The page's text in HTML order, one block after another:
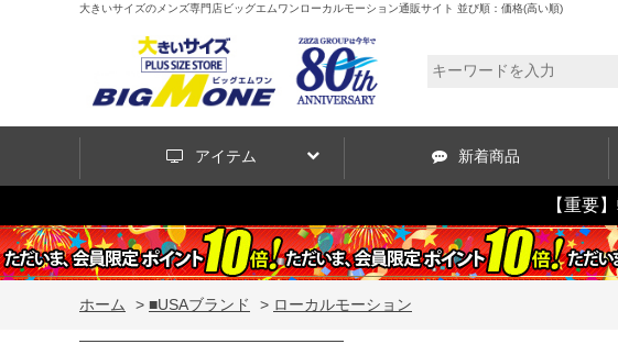
大きいサイズのメンズ専門店ビッグエムワンローカルモーション通販サイト 並び順：価格(高い順)
アイテム 新着商品
【重要
ホーム > ■USAブランド > ローカルモーション